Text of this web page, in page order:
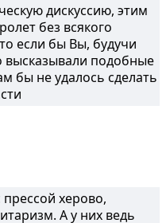
дискуссию, этим
без всякого
если бы Вы, будучи
подобные
бы не удалось сделать
прессой херово,
А у них ведь